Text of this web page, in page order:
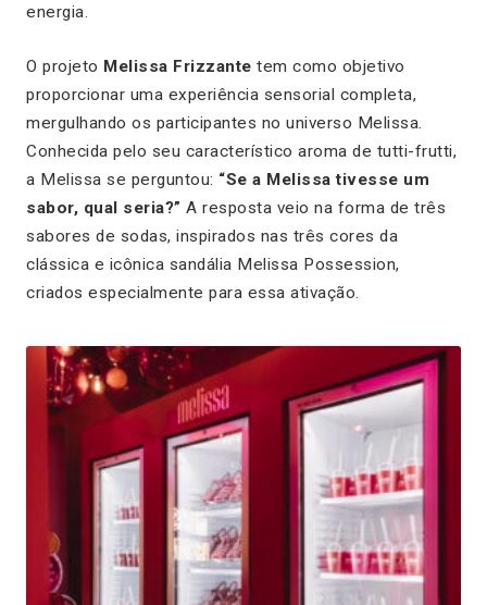
energia.
O projeto Melissa Frizzante tem como objetivo
proporcionar uma experiência sensorial completa,
mergulhando os participantes no universo Melissa.
Conhecida pelo seu característico aroma de tutti-frutti,
a Melissa se perguntou: “Se a Melissa tivesse um
sabor, qual seria?” A resposta veio na forma de três
sabores de sodas, inspirados nas três cores da
clássica e icônica sandália Melissa Possession,
criados especialmente para essa ativação.